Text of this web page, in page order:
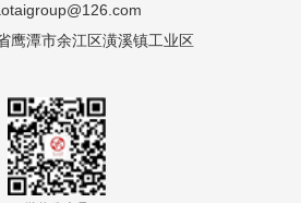
鹰潭市余江区潢溪镇工业区